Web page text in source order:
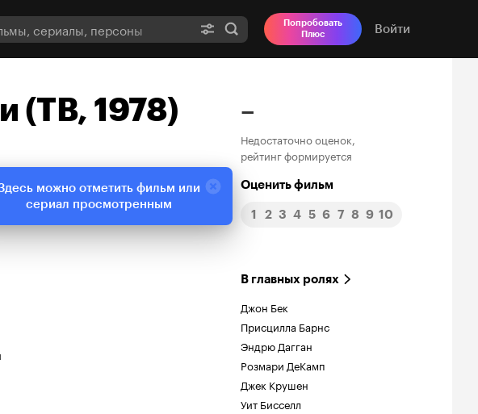
Попробовать
Плюс
Войти
(ТВ, 1978) –
Недостаточно оценок,
рейтинг формируется
Оценить фильм
1 2 3 4 5 6 7 8 9 10
В главных ролях
Джон Бек
Присцилла Барнс
Эндрю Дагган
Розмари ДеКамп
Джек Крушен
Уит Бисселл
можно отметить фильм или
сериал просмотренным